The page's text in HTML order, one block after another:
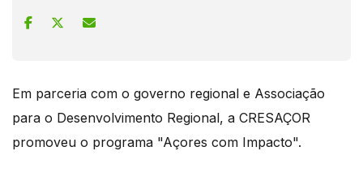
Em parceria com o governo regional e Associação
para o Desenvolvimento Regional, a CRESAÇOR
promoveu o programa "Açores com Impacto".